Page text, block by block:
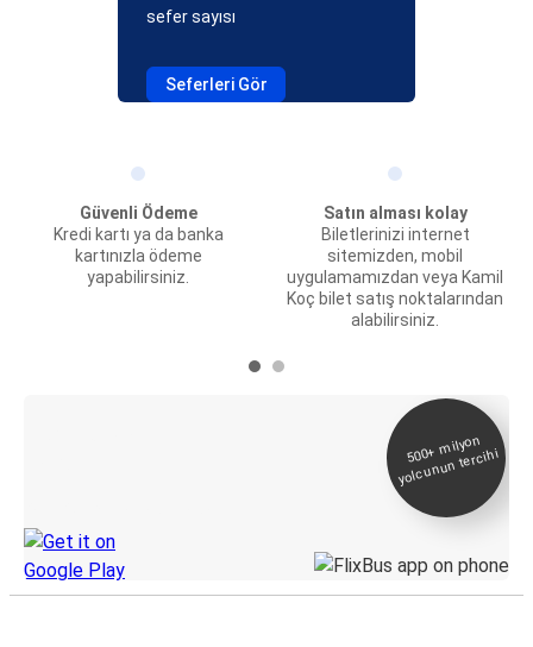
sefer sayısı
Seferleri Gör
Güvenli Ödeme
Kredi kartı ya da banka
kartınızla ödeme
yapabilirsiniz.
Satın alması kolay
Biletlerinizi internet
sitemizden, mobil
uygulamamızdan veya Kamil
Koç bilet satış noktalarından
alabilirsiniz.
500+
milyon
yolcunun tercihi